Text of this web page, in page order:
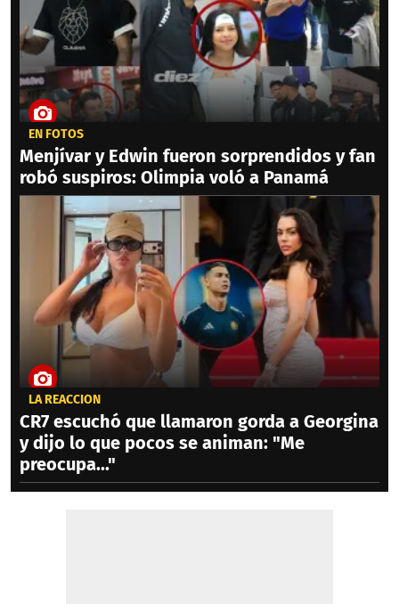
EN FOTOS
Menjívar y Edwin fueron sorprendidos y fan
robó suspiros: Olimpia voló a Panamá
LA REACCIÓN
CR7 escuchó que llamaron gorda a Georgina
y dijo lo que pocos se animan: "Me
preocupa..."